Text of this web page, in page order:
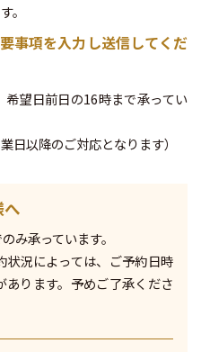
。
事項を入力し送信してくだ
望日前日の16時まで承ってい
日以降のご対応となります）
み承っています。
況によっては、ご予約日時
ります。予めご了承くださ